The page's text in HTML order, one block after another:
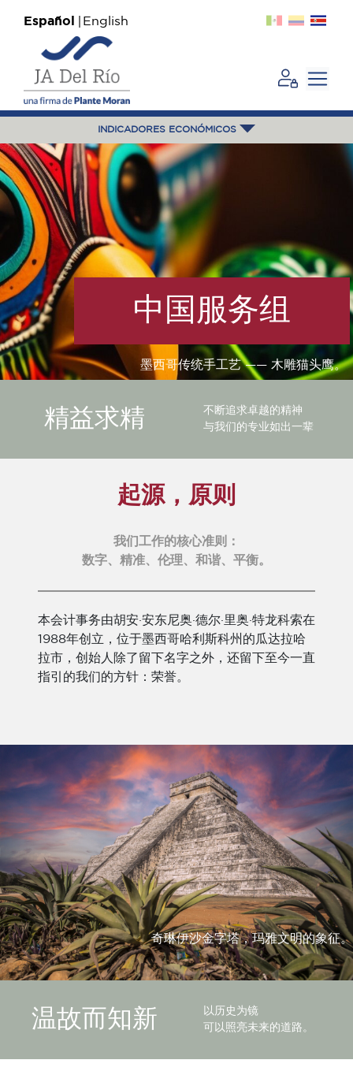
Español English
INDICADORES ECONÓMICOS
墨西哥传统手工艺 —— 木雕猫头鹰。
中国服务组
精益求精
不断追求卓越的精神
与我们的专业如出一辈
起源，原则
我们工作的核心准则：
数字、精准、伦理、和谐、平衡。
本会计事务由胡安·安东尼奥·德尔·里奥·特龙科索在
1988年创立，位于墨西哥哈利斯科州的瓜达拉哈
拉市，创始人除了留下名字之外，还留下至今一直
指引的我们的方针：荣誉。
奇琳伊沙金字塔，玛雅文明的象征。
温故而知新
以历史为镜
可以照亮未来的道路。